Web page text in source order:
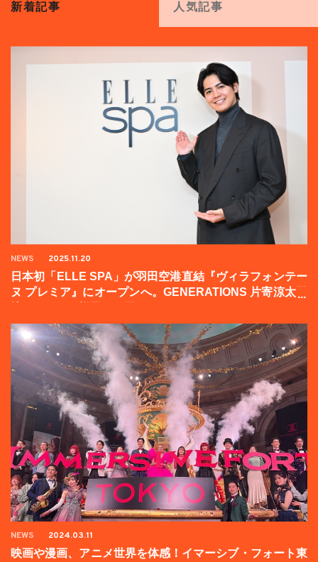
新着記事 人気記事
NEWS 2025.11.20
日本初「ELLE SPA」が羽田空港直結『ヴィラフォンテー
ヌ プレミア』にオープンへ。GENERATIONS 片寄涼太登
NEWS 2024.03.11
映画や漫画、アニメ世界を体感！イマーシブ・フォート東